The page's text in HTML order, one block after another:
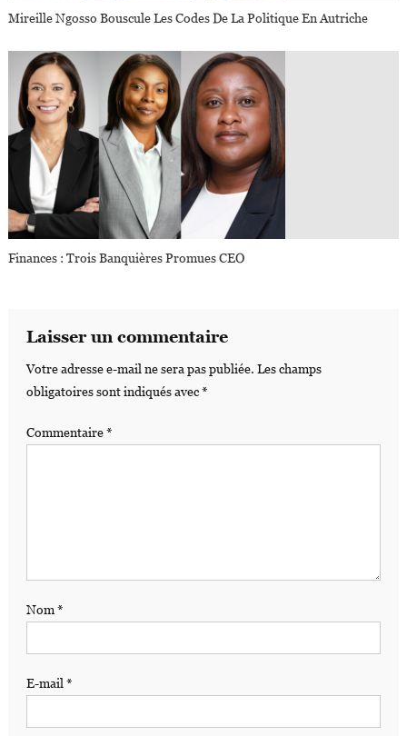
Mireille Ngosso Bouscule Les Codes De La Politique En Autriche
Finances : Trois Banquières Promues CEO
Laisser un commentaire
Votre adresse e-mail ne sera pas publiée. Les champs
obligatoires sont indiqués avec*
Commentaire*
Nom*
E-mail*